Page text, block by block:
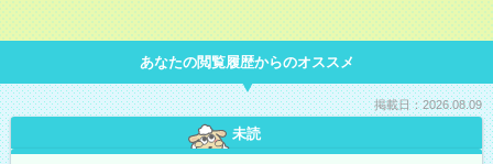
あなたの閲覧履歴からのオススメ
掲載日：2026.08.09
未読